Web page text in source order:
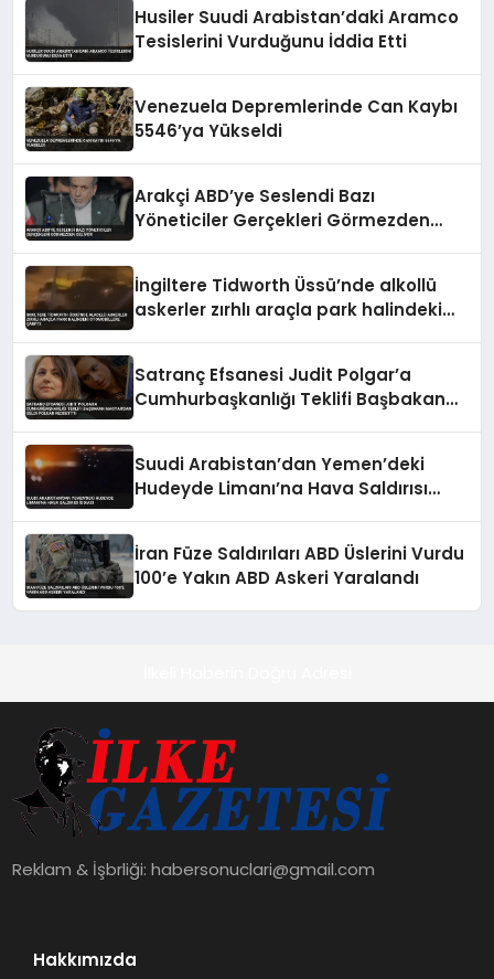
Husiler Suudi Arabistan’daki Aramco
Tesislerini Vurduğunu İddia Etti
Venezuela Depremlerinde Can Kaybı
5546’ya Yükseldi
Arakçi ABD’ye Seslendi Bazı
Yöneticiler Gerçekleri Görmezden
İngiltere Tidworth Üssü’nde alkollü
askerler zırhlı araçla park halindeki
Satranç Efsanesi Judit Polgar’a
Cumhurbaşkanlığı Teklifi Başbakan
Suudi Arabistan’dan Yemen’deki
Hudeyde Limanı’na Hava Saldırısı
İran Füze Saldırıları ABD Üslerini Vurdu
100’e Yakın ABD Askeri Yaralandı
Reklam & İşbrliği:habersonuclari@gmail.com
Hakkımızda